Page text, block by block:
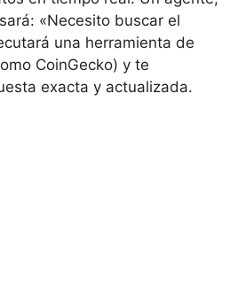
«Necesito buscar el
una herramienta de
CoinGecko) y te
exacta y actualizada.